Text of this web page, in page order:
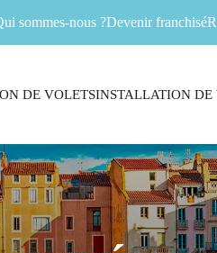
sommes-nous ?Devenir franchisé
DE VOLETSINSTALLATION DE